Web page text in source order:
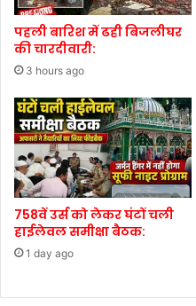
पहली बारिश में ढही बिजलीघर
की चारदीवारी:
3 hours ago
758वें उर्स को लेकर घंटों चली
हाईलेवल समीक्षा बैठक:
1 day ago